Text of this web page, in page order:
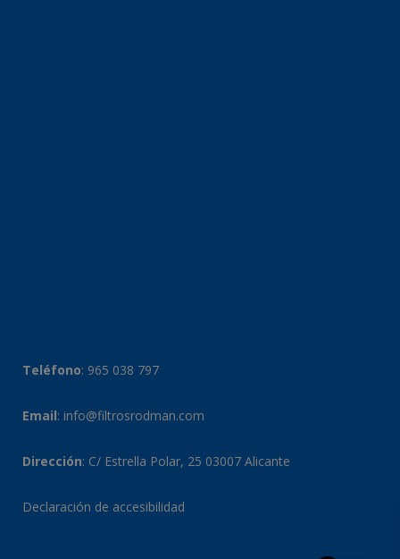
Teléfono: 965 038 797
Email: info@filtrosrodman.com
Dirección: C/ Estrella Polar, 25 03007 Alicante
Declaración de accesibilidad